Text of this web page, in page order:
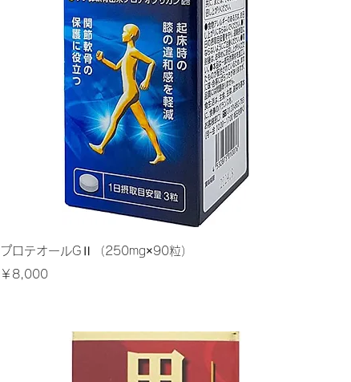
クイックビュー
プロテオールGⅡ（250mg×90粒）
価格
￥8,000